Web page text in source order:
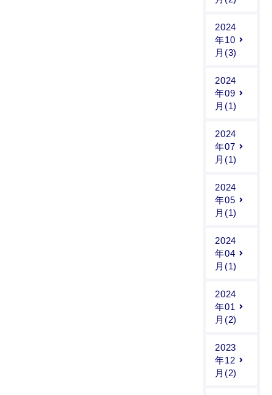
2024
年10
月(3)
2024
年09
月(1)
2024
年07
月(1)
2024
年05
月(1)
2024
年04
月(1)
2024
年01
月(2)
2023
年12
月(2)